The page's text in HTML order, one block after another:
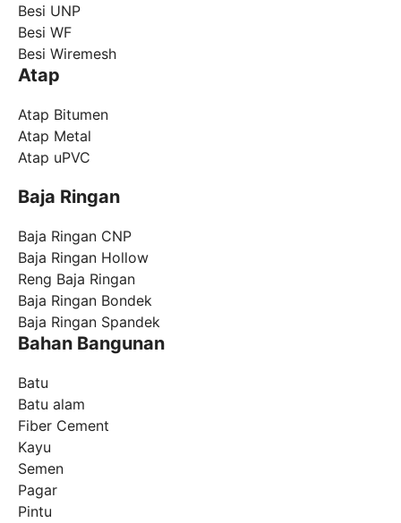
Besi UNP
Besi WF
Besi Wiremesh
Atap
Atap Bitumen
Atap Metal
Atap uPVC
Baja Ringan
Baja Ringan CNP
Baja Ringan Hollow
Reng Baja Ringan
Baja Ringan Bondek
Baja Ringan Spandek
Bahan Bangunan
Batu
Batu alam
Fiber Cement
Kayu
Semen
Pagar
Pintu